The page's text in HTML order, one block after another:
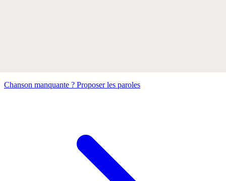
Chanson manquante ? Proposer les paroles